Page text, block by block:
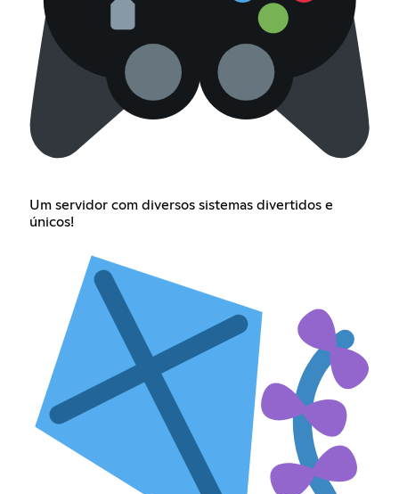
Um servidor com diversos sistemas divertidos e
únicos!